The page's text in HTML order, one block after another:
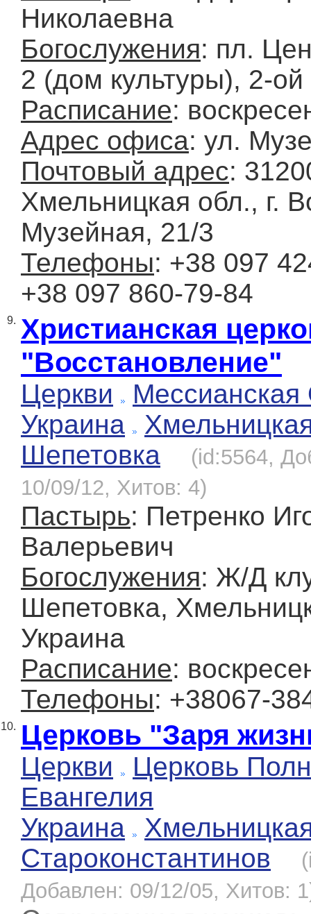
Николаевна
Богослужения: пл.
2 (дом культуры), 2-ой
Расписание:
Адрес офиса: ул.
Почтовый адрес:
Хмельницкая обл., г.
Музейная, 21/3
Телефоны: +38 097
+38 097 860-79-84
9. Христианская
"Восстановление"
Церкви
Украина
Шепетовка
(id:5564,
10/09/12, Хитов: 4)
Пастырь: Петренко
Валерьевич
Богослужения: Ж/Д
Шепетовка,
Украина
Расписание:
Телефоны: +38067-
10. Церковь "Заря
Церкви
Церковь
Евангелия
Украина
Староконстантинов
Добавлен: 09/12/05, Хитов: